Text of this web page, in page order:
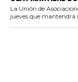
La Unión de
jueves que mantendrá